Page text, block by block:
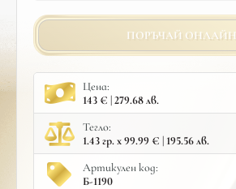
ПОРЪЧАЙ ОНЛАЙН
Цена:
143 € | 279.68 лв.
Тегло:
1.43 гр. x 99.99 € | 195.56 лв.
Артикулен код:
Б-1190